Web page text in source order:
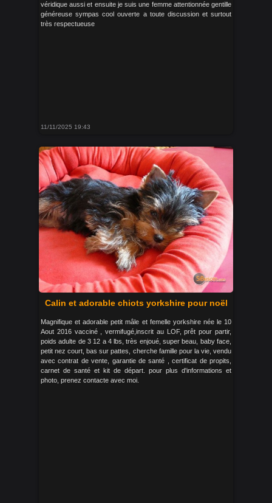
véridique aussi et ensuite je suis une femme attentionnée gentille
généreuse sympas cool ouverte a toute discussion et surtout
très respectueuse
11/11/2025 19:43
Calin et adorable chiots yorkshire pour noël
Magnifique et adorable petit mâle et femelle yorkshire née le 10
Aout 2016 vacciné , vermifugé,inscrit au LOF, prêt pour partir,
poids adulte de 3 12 a 4 lbs, très enjoué, super beau, baby face,
petit nez court, bas sur pattes, cherche famille pour la vie, vendu
avec contrat de vente, garantie de santé , certificat de propits,
carnet de santé et kit de départ. pour plus d'informations et
photo, prenez contacte avec moi.